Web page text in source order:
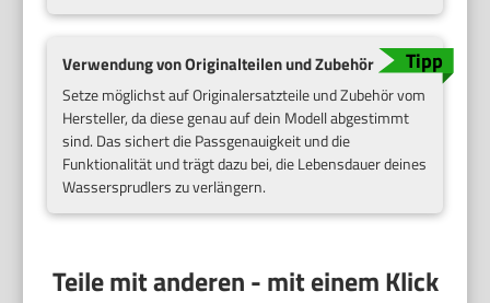
Verwendung von Originalteilen und Zubehör
Setze möglichst auf Originalersatzteile und Zubehör vom
Hersteller, da diese genau auf dein Modell abgestimmt
sind. Das sichert die Passgenauigkeit und die
Funktionalität und trägt dazu bei, die Lebensdauer deines
Wassersprudlers zu verlängern.